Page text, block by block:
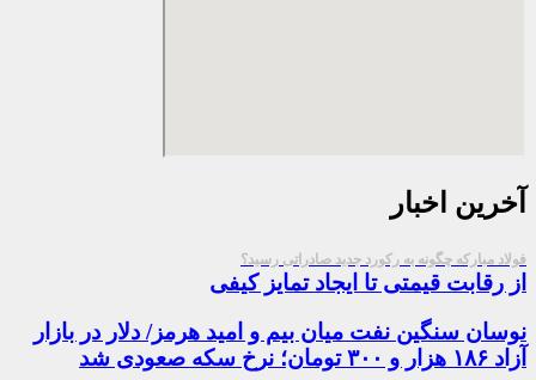
آخرین اخبار
فولاد مبارکه چگونه به رکورد جدید صادراتی رسید؟
از رقابت قیمتی تا ایجاد تمایز کیفی
نوسان سنگین نفت میان بیم و امید هرمز/ دلار در بازار
آزاد ۱۸۶ هزار و ۳۰۰ تومان؛ نرخ سکه صعودی شد